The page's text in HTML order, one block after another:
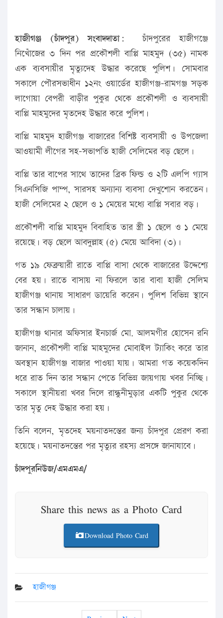
হাজীগঞ্জ (চাঁদপুর) সংবাদদাতা:
চাঁদপুরের হাজীগঞ্জে
নিখোঁজের ৩ দিন পর প্রকৌশলী বাপ্পি মাহমুদ (৩৫) নামক
এক ব্যবসায়ীর মৃত্যুদেহ উদ্ধার করেছে পুলিশ। সোমবার
সকালে পৌরসভাধীন ১২নং ওয়ার্ডের হাজীগঞ্জ-রামগঞ্জ সড়ক
লাগোয়া বেপরী বাড়ীর পুকুর থেকে প্রকৌশলী ও ব্যবসায়ী
বাপ্পি মাহমুদের মৃতদেহ উদ্ধার করে পুলিশ।
বাপ্পি মাহমুদ হাজীগঞ্জ বাজারের বিশিষ্ট ব্যবসায়ী ও উপজেলা
আওয়ামী লীগের সহ-সভাপতি হাজী সেলিমের বড় ছেলে।
বাপ্পি তার বাপের সাথে তাদের ব্রিক ফিল্ড ও ২টি এলপি গ্যাস
সিএনসিজি পাম্প, সারসহ অন্যান্য ব্যবসা দেখুশোন করতেন।
হাজী সেলিমের ২ ছেলে ও ১ মেয়ের মধ্যে বাপ্পি সবার বড়।
প্রকৌশলী বাপ্পি মাহমুদ বিবাহিত তার স্ত্রী ১ ছেলে ও ১ মেয়ে
রয়েছে। বড় ছেলে আবদুল্লাহ (৫) মেয়ে আবিদা (৩)।
গত ১৯ ফেব্রুয়ারী রাতে বাপ্পি বাসা থেকে বাজারের উদ্দেশ্যে
বের হয়। রাতে বাসায় না ফিরলে তার বাবা হাজী সেলিম
হাজীগঞ্জ থানায় সাধারণ ডায়েরি করেন। পুলিশ বিভিন্ন স্থানে
তার সন্ধান চালায়।
হাজীগঞ্জ থানার অফিসার ইনচার্জ মো. আলমগীর হোসেন রনি
জানান, প্রকৌশলী বাপ্পি মাহমুদের মোবাইল ট্যাকিং করে তার
অবস্থান হাজীগঞ্জ বাজার পাওয়া যায়। আমরা গত কয়েকদিন
ধরে রাত দিন তার সন্ধান পেতে বিভিন্ন জায়গায় খবর নিচ্ছি।
সকালে স্থানীয়রা খবর দিলে রান্ধুনীমুড়ার একটি পুকুর থেকে
তার মৃতু দেহ উদ্ধার করা হয়।
তিনি বলেন, মৃতদেহ ময়নাতদন্তের জন্য চাঁদপুর প্রেরণ করা
হয়েছে। ময়নাতদন্তের পর মৃত্যুর রহস্য প্রসঙ্গে জানাযাবে।
চাঁদপুরনিউজ/এমএমএ/
Share this news as a Photo Card
Download Photo Card
হাজীগঞ্জ